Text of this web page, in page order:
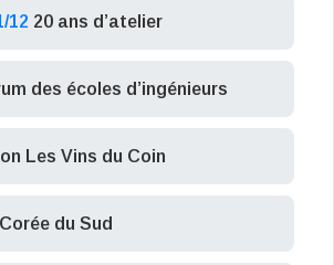
12 20 ans d’atelier
des écoles d’ingénieurs
Les Vins du Coin
du Sud